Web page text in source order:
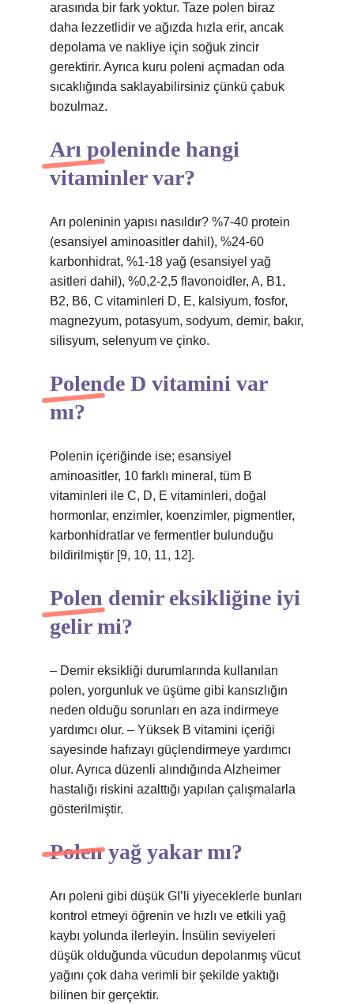
arasında bir fark yoktur. Taze polen biraz
daha lezzetlidir ve ağızda hızla erir, ancak
depolama ve nakliye için soğuk zincir
gerektirir. Ayrıca kuru poleni açmadan oda
sıcaklığında saklayabilirsiniz çünkü çabuk
bozulmaz.
Arı poleninde hangi
vitaminler var?
Arı poleninin yapısı nasıldır? %7-40 protein
(esansiyel aminoasitler dahil), %24-60
karbonhidrat, %1-18 yağ (esansiyel yağ
asitleri dahil), %0,2-2,5 flavonoidler, A, B1,
B2, B6, C vitaminleri D, E, kalsiyum, fosfor,
magnezyum, potasyum, sodyum, demir, bakır,
silisyum, selenyum ve çinko.
Polende D vitamini var
mı?
Polenin içeriğinde ise; esansiyel
aminoasitler, 10 farklı mineral, tüm B
vitaminleri ile C, D, E vitaminleri, doğal
hormonlar, enzimler, koenzimler, pigmentler,
karbonhidratlar ve fermentler bulunduğu
bildirilmiştir [9, 10, 11, 12].
Polen demir eksikliğine iyi
gelir mi?
– Demir eksikliği durumlarında kullanılan
polen, yorgunluk ve üşüme gibi kansızlığın
neden olduğu sorunları en aza indirmeye
yardımcı olur. – Yüksek B vitamini içeriği
sayesinde hafızayı güçlendirmeye yardımcı
olur. Ayrıca düzenli alındığında Alzheimer
hastalığı riskini azalttığı yapılan çalışmalarla
gösterilmiştir.
Polen yağ yakar mı?
Arı poleni gibi düşük GI’li yiyeceklerle bunları
kontrol etmeyi öğrenin ve hızlı ve etkili yağ
kaybı yolunda ilerleyin. İnsülin seviyeleri
düşük olduğunda vücudun depolanmış vücut
yağını çok daha verimli bir şekilde yaktığı
bilinen bir gerçektir.